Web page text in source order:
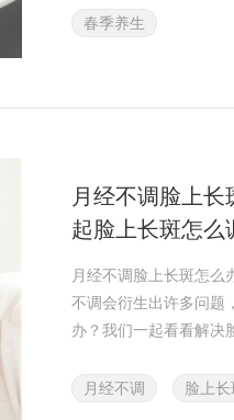
春季养生
月经不调脸上
起脸上长斑怎么
月经不调脸上长斑怎么
不调会衍生出许多问题
办？我们一起看看解决
月经不调 脸上